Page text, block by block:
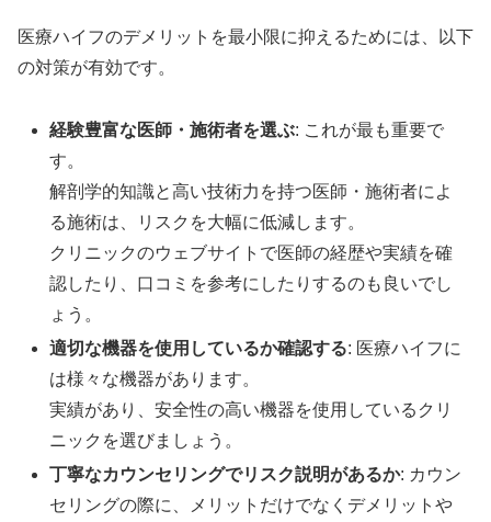
医療ハイフのデメリットを最小限に抑えるためには、以下
の対策が有効です。
経験豊富な医師・施術者を選ぶ: これが最も重要で
す。
解剖学的知識と高い技術力を持つ医師・施術者によ
る施術は、リスクを大幅に低減します。
クリニックのウェブサイトで医師の経歴や実績を確
認したり、口コミを参考にしたりするのも良いでし
ょう。
適切な機器を使用しているか確認する: 医療ハイフに
は様々な機器があります。
実績があり、安全性の高い機器を使用しているクリ
ニックを選びましょう。
丁寧なカウンセリングでリスク説明があるか: カウン
セリングの際に、メリットだけでなくデメリットや